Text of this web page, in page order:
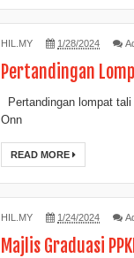
HIL.MY 1/28/2024
Pertandingan
Pertandingan lompat
Onn
READ MORE
HIL.MY 1/24/2024
Majlis Graduasi